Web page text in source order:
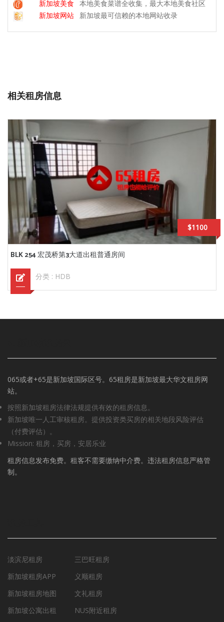
新加坡美食
本地美食菜谱全收集，最大本地美食社区
新加坡网站
新加坡最可信赖的本地网站收录
相关租房信息
$1100
BLK 254 宏茂桥第3大道出租普通房间
分类 : HDB
065或者+65是新加坡国际区号。65租房是新加坡最大华文租房网
站。
按照新加坡租房法律法规提供有效的租房信息。
新加坡唯一人工审核租房。提供投资类买房的相关地段风险评估
（付费评估）。
Mission: 租房，买房，安居乐业
租房信息发布免费。租客不需要缴纳中介费。违法租房信息严格管
制。
淡滨尼租房
新加坡租房APP
新加坡租房地图
新加坡公寓出租
三巴旺租房
义顺租房
文礼租房
NUS附近租房